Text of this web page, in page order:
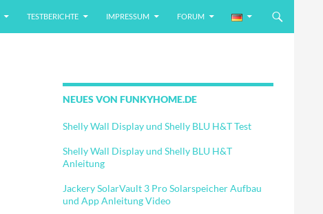
TESTBERICHTE IMPRESSUM FORUM
NEUES VON FUNKYHOME.DE
Shelly Wall Display und Shelly BLU H&T Test
Shelly Wall Display und Shelly BLU H&T
Anleitung
Jackery SolarVault 3 Pro Solarspeicher Aufbau
und App Anleitung Video